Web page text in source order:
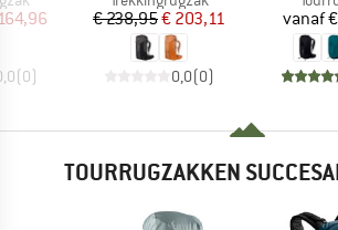
prijs
(0)
Prijs
€ 238,95Verlaagde prijs
€ 203,11
0,0(0)
vanaf
TOURRUGZAKKEN